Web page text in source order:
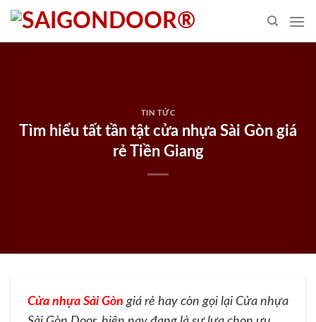
Skip
content
TIN TỨC
Tìm hiểu tất tần tật cửa nhựa Sài Gòn giá
rẻ Tiền Giang
Cửa nhựa Sài Gòn giá rẻ hay còn gọi lại Cửa nhựa